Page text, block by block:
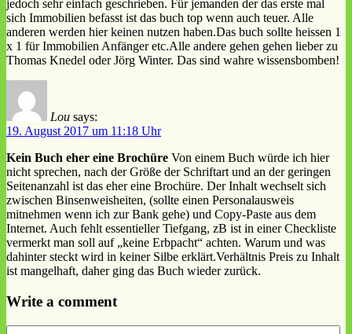
jedoch sehr einfach geschrieben. Für jemanden der das erste mal
sich Immobilien befasst ist das buch top wenn auch teuer. Alle
anderen werden hier keinen nutzen haben.Das buch sollte heissen 1
x 1 für Immobilien Anfänger etc.Alle andere gehen gehen lieber zu
Thomas Knedel oder Jörg Winter. Das sind wahre wissensbomben!
Lou says:
19. August 2017 um 11:18 Uhr
Kein Buch eher eine Brochüre Von einem Buch würde ich hier
nicht sprechen, nach der Größe der Schriftart und an der geringen
Seitenanzahl ist das eher eine Brochüre. Der Inhalt wechselt sich
zwischen Binsenweisheiten, (sollte einen Personalausweis
mitnehmen wenn ich zur Bank gehe) und Copy-Paste aus dem
Internet. Auch fehlt essentieller Tiefgang, zB ist in einer Checkliste
vermerkt man soll auf „keine Erbpacht“ achten. Warum und was
dahinter steckt wird in keiner Silbe erklärt.Verhältnis Preis zu Inhalt
ist mangelhaft, daher ging das Buch wieder zurück.
Write a comment